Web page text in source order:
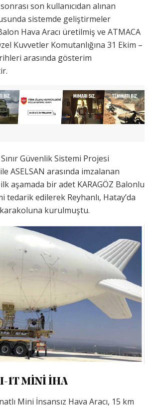
son kullanıcıdan alınan
sistemde geliştirmeler
Hava Aracı üretilmiş ve ATMACA
Kuvvetler Komutanlığına 31 Ekim –
arasında gösterim
Sınır Güvenlik Sistemi Projesi
ASELSAN arasında imzalanan
aşamada bir adet KARAGÖZ Balonlu
tedarik edilerek Reyhanlı, Hatay’da
kurulmuştu.
1T MİNİ İHA
Mini İnsansız Hava Aracı, 15 km